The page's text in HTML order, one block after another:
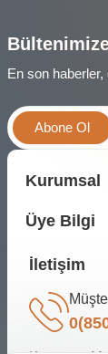
En son
Abone Ol
Kurumsal
Üye Bilgi
İletişim